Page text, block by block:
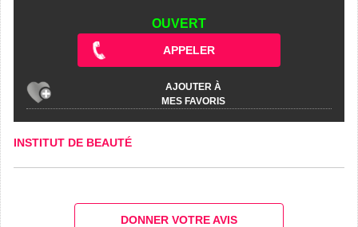
OUVERT
APPELER
AJOUTER À
MES FAVORIS
INSTITUT DE BEAUTÉ
DONNER VOTRE AVIS